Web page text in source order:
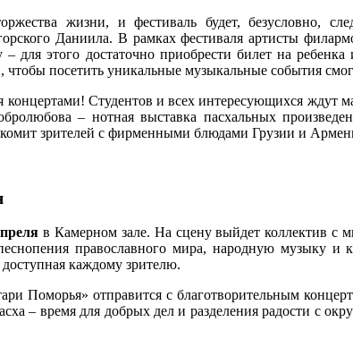
жизни, и фестиваль будет, безусловно,
Даниила. В рамках фестиваля артисты
для этого достаточно приобрести билет на
посетить уникальные музыкальные события
концертами! Студентов и всех интересующихся ждут
– нотная выставка пасхальных
зрителей с фирменными блюдами Грузии и
в Камерном зале. На сцену выйдет коллектив с
православного мира, народную музыку
каждому зрителю.
Поморья» отправится с благотворительным
– время для добрых дел и разделения радости с